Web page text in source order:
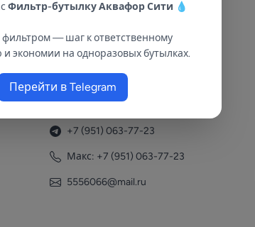
+7 (951) 063-77-23
+7 (951) 063-77-23
Макс: +7 (951) 063-77-23
5556066@mail.ru
Фильтр-бутылку Аквафор Сити 💧
фильтром — шаг к ответственному
экономии на одноразовых бутылках.
Перейти в Telegram